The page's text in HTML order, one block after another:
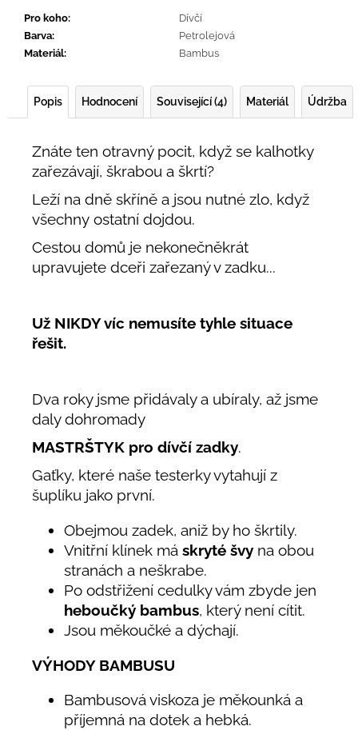
Pro koho:
Dívčí
Barva:
Petrolejová
Materiál: Bambus
Popis Hodnocení Související (4) Materiál Údržba
Znáte ten otravný pocit, když se kalhotky
zařezávají, škrabou a škrtí?
Leží na dně skříně a jsou nutné zlo, když
všechny ostatní dojdou.
Cestou domů je nekonečněkrát
upravujete dceři zařezaný v zadku...
Už NIKDY víc nemusíte tyhle situace
řešit.
Dva roky jsme přidávaly a ubíraly, až jsme
daly dohromady
MASTRŠTYK pro dívčí zadky.
Gaťky, které naše testerky vytahují z
šuplíku jako první.
Obejmou zadek, aniž by ho škrtily.
Vnitřní klínek má skryté švy na obou
stranách a neškrabe.
Po odstřižení cedulky vám zbyde jen
heboučký bambus, který není cítit.
Jsou měkoučké a dýchají.
VÝHODY BAMBUSU
Bambusová viskoza je měkounká a
příjemná na dotek a hebká.